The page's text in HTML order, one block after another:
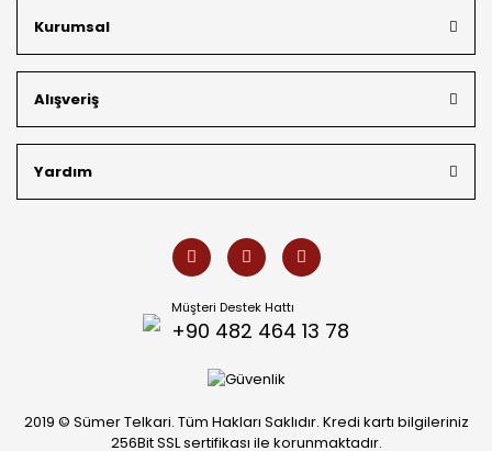
müşterilerimizin özel siparişlerini benzersiz bir titizlikle
hazırlıyor; köklü geçmişimizi geleceğin takı modasına
güvenle taşıyoruz.
Kurumsal
Alışveriş
Yardım
Müşteri Destek Hattı
+90 482 464 13 78
2019 © Sümer Telkari. Tüm Hakları Saklıdır. Kredi kartı bilgileriniz
256Bit SSL sertifikası ile korunmaktadır.